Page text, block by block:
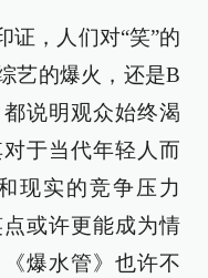
证，人们对“笑”的
艺的爆火，还是B
说明观众始终渴
于当代年轻人而
现实的竞争压力
或许更能成为情
爆水管》也许不